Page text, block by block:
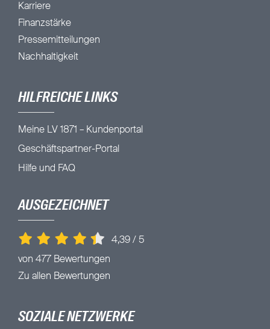
Karriere
Finanzstärke
Pressemitteilungen
Nachhaltigkeit
HILFREICHE LINKS
Meine LV 1871 – Kundenportal
Geschäftspartner-Portal
Hilfe und FAQ
AUSGEZEICHNET
4,39/ 5
von 477 Bewertungen
Zu allen Bewertungen
SOZIALE NETZWERKE